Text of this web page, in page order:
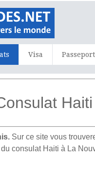
Visa Passeport
Sur ce site vous
consulat Haiti à La